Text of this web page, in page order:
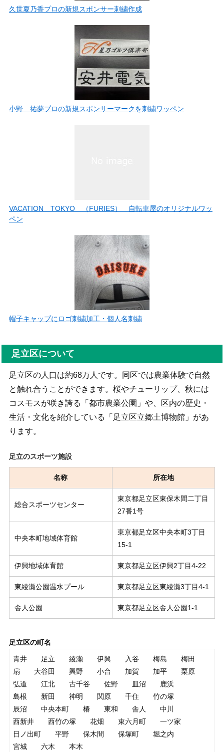
久世夏乃香プロの新規スポンサー刺繍作成
小野 祐夢プロの新規スポンサーマークを刺繍ワッペン
VACATION TOKYO （FURIES） 自転車屋のオリジナルワッ
ペン
帽子キャップにロゴ刺繍加工・個人名刺繍
足立区について
足立区の人口は約68万人です。同区では農業体験で自然
と触れ合うことができます。桜やチューリップ、秋には
コスモスが咲き誇る「都市農業公園」や、区内の歴史・
生活・文化を紹介している「足立区立郷土博物館」があ
ります。
足立のスポーツ施設
名称 所在地
総合スポーツセンター
東京都足立区東保木間二丁目
27番1号
中央本町地域体育館
東京都足立区中央本町3丁目
15-1
伊興地域体育館 東京都足立区伊興2丁目4-22
東綾瀬公園温水プール 東京都足立区東綾瀬3丁目4-1
舎人公園 東京都足立区舎人公園1-1
足立区の町名
青井 足立 綾瀬 伊興 入谷 梅島
梅田
扇
大谷田 興野 小台 加賀 加平
栗原
弘道
江北 古千谷 佐野 皿沼
鹿浜
島根
新田 神明 関原 千住
竹の塚
辰沼
中央本町 椿 東和 舎人
中川
西新井
西竹の塚 花畑 東六月町
一ツ家
日ノ出町
平野 保木間 保塚町
堀之内
宮城
六木 本木